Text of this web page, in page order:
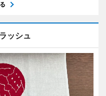
ッシュ